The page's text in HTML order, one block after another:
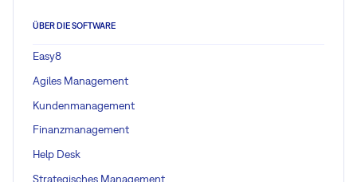
ÜBER DIE SOFTWARE
Easy8
Agiles Management
Kundenmanagement
Finanzmanagement
Help Desk
Strategisches Management